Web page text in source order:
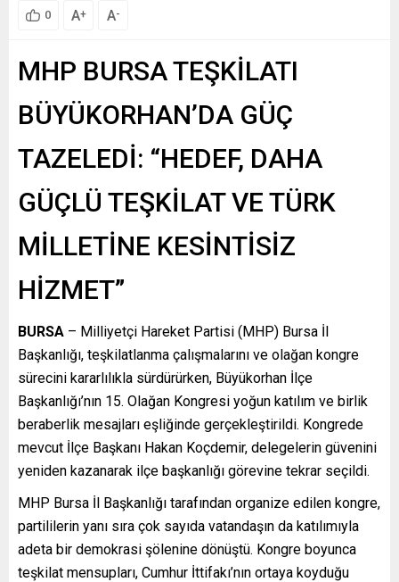
0 A+ A-
MHP BURSA TEŞKİLATI
BÜYÜKORHAN’DA GÜÇ
TAZELEDİ: “HEDEF, DAHA
GÜÇLÜ TEŞKİLAT VE TÜRK
MİLLETİNE KESİNTİSİZ
HİZMET”
BURSA – Milliyetçi Hareket Partisi (MHP) Bursa İl
Başkanlığı, teşkilatlanma çalışmalarını ve olağan kongre
sürecini kararlılıkla sürdürürken, Büyükorhan İlçe
Başkanlığı’nın 15. Olağan Kongresi yoğun katılım ve birlik
beraberlik mesajları eşliğinde gerçekleştirildi. Kongrede
mevcut İlçe Başkanı Hakan Koçdemir, delegelerin güvenini
yeniden kazanarak ilçe başkanlığı görevine tekrar seçildi.
MHP Bursa İl Başkanlığı tarafından organize edilen kongre,
partililerin yanı sıra çok sayıda vatandaşın da katılımıyla
adeta bir demokrasi şölenine dönüştü. Kongre boyunca
teşkilat mensupları, Cumhur İttifakı’nın ortaya koyduğu